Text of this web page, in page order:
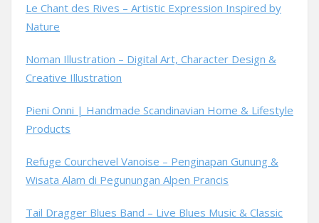
Le Chant des Rives – Artistic Expression Inspired by
Nature
Noman Illustration – Digital Art, Character Design &
Creative Illustration
Pieni Onni | Handmade Scandinavian Home & Lifestyle
Products
Refuge Courchevel Vanoise – Penginapan Gunung &
Wisata Alam di Pegunungan Alpen Prancis
Tail Dragger Blues Band – Live Blues Music & Classic